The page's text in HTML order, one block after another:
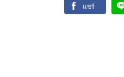
แชร์